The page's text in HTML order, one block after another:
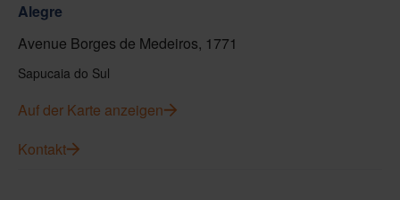
Alegre
Avenue Borges de Medeiros, 1771
Sapucaia do Sul
Auf der Karte anzeigen
Kontakt